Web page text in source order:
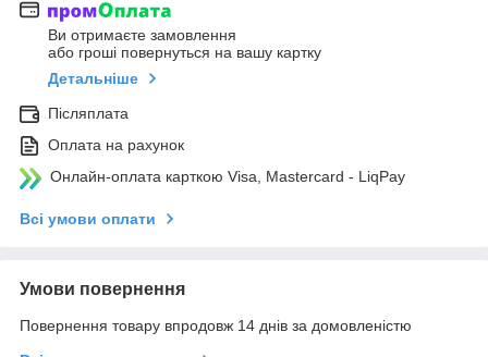
Ви отримаєте замовлення
або гроші повернуться на вашу картку
Детальніше
Післяплата
Оплата на рахунок
Онлайн-оплата карткою Visa, Mastercard - LiqPay
Всі умови оплати
Умови повернення
Повернення товару впродовж 14 днів за домовленістю